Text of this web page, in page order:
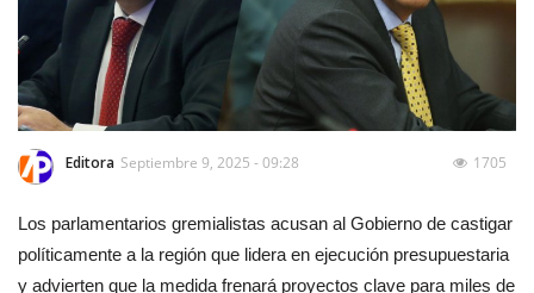
Espectáculos
Editora Septiembre 9, 2025 - 09:28 1705
Los parlamentarios gremialistas acusan al Gobierno de castigar
políticamente a la región que lidera en ejecución presupuestaria
y advierten que la medida frenará proyectos clave para miles de